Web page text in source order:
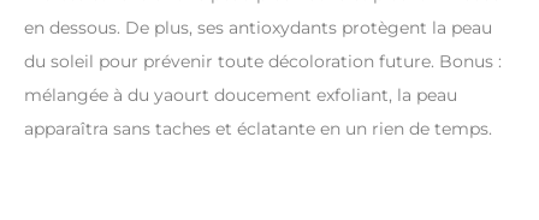
en dessous. De plus, ses antioxydants protègent la peau
du soleil pour prévenir toute décoloration future. Bonus :
mélangée à du yaourt doucement exfoliant, la peau
apparaîtra sans taches et éclatante en un rien de temps.